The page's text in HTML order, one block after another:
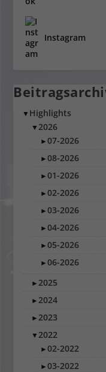
Instagram
▼ Highlights
▼2026
►07-2026
►08-2026
►01-2026
►02-2026
►03-2026
►04-2026
►05-2026
►06-2026
►2025
►2024
►2023
▼2022
►02-2022
►03-2022